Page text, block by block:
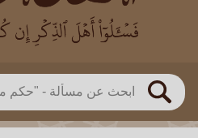
بحث
العالم
بن باز
بن العثيمين
اللجنة الدائمة